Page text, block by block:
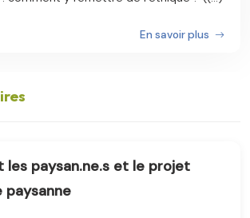
En savoir plus
les paysan.ne.s et le projet
paysanne